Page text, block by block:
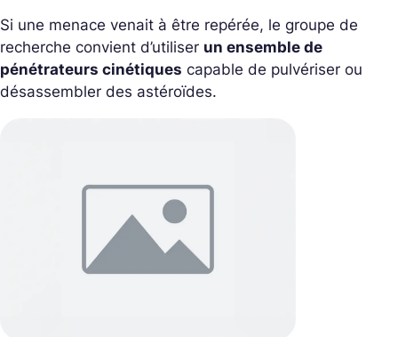
Si une menace venait à être repérée, le groupe de
recherche convient d’utiliser un ensemble de
pénétrateurs cinétiques capable de pulvériser ou
désassembler des astéroïdes.